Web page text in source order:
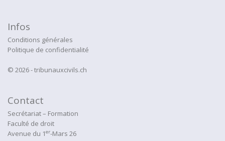
Infos
Conditions générales
Politique de confidentialité
© 2026 - tribunauxcivils.ch
Contact
Secrétariat – Formation
Faculté de droit
Avenue du 1er-Mars 26